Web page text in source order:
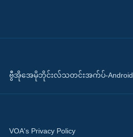
ဗွီအိုအေမိုဘိုင်းလ်သတင်းအက်ပ်-Android
VOA's Privacy Policy